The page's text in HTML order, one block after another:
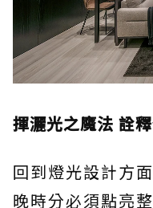
揮灑光之魔法 詮
回到燈光設計方
晚時分必須點亮